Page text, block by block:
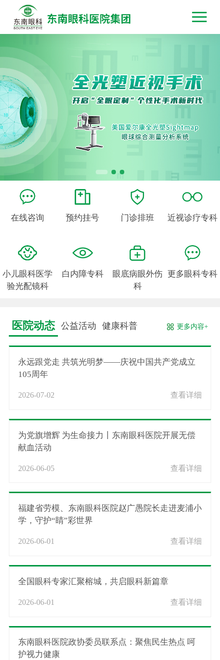
在线咨询 预约挂号 门诊排班 近视诊疗专科
小儿眼科医学
验光配镜科
白内障专科
眼底病眼外伤
科
更多眼科专科
医院动态 公益活动 健康科普 更多内容+
永远跟党走 共筑光明梦——庆祝中国共产党成立
105周年
2026-07-02 查看详细
为党旗增辉 为生命接力丨东南眼科医院开展无偿
献血活动
2026-06-05 查看详细
福建省劳模、东南眼科医院赵广愚院长走进麦浦小
学，守护“睛”彩世界
2026-06-01 查看详细
全国眼科专家汇聚榕城，共启眼科新篇章
2026-06-01 查看详细
东南眼科医院政协委员联系点：聚焦民生热点 呵
护视力健康